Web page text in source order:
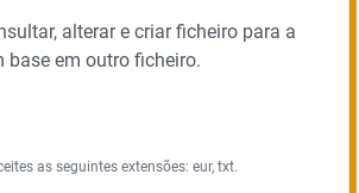
alterar e criar ficheiro para a
base em outro ficheiro.
as seguintes extensões: eur, txt.